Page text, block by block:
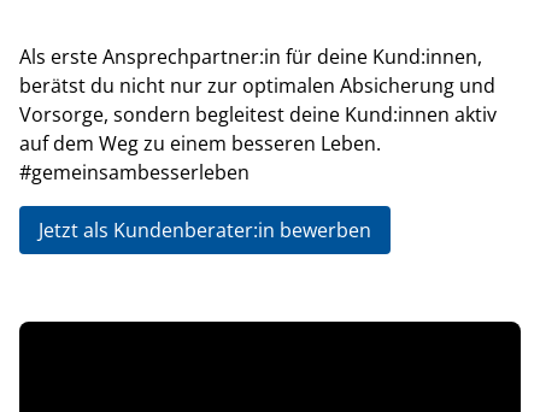
Als erste Ansprechpartner:in für deine Kund:innen,
berätst du nicht nur zur optimalen Absicherung und
Vorsorge, sondern begleitest deine Kund:innen aktiv
auf dem Weg zu einem besseren Leben.
#gemeinsambesserleben
Jetzt als Kundenberater:in bewerben